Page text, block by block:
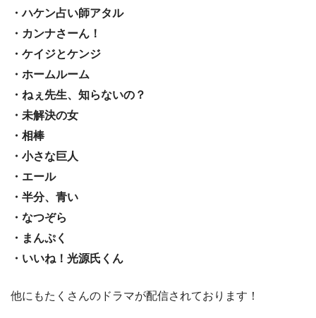
・ハケン占い師アタル
・カンナさーん！
・ケイジとケンジ
・ホームルーム
・ねぇ先生、知らないの？
・未解決の女
・相棒
・小さな巨人
・エール
・半分、青い
・なつぞら
・まんぷく
・いいね！光源氏くん
他にもたくさんのドラマが配信されております！